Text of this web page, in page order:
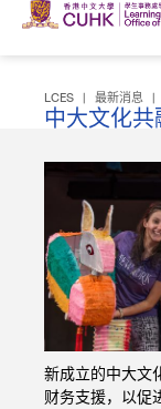
LCES | 最新消息 |
中大文化
新成立的中大文
财务支援，以促